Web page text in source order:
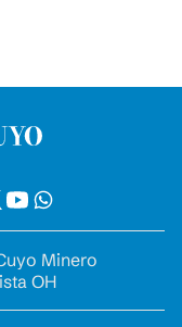
Minero
OH